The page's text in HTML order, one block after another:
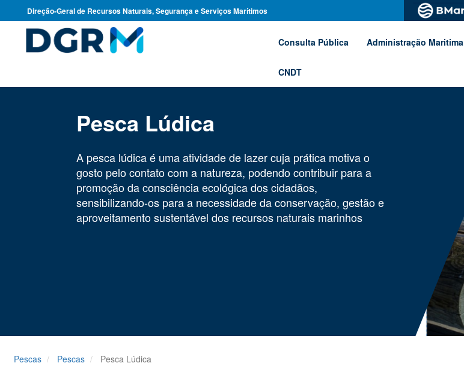
Direção-Geral de Recursos Naturais, Segurança e Serviços Marítimos
Consulta Pública Administração Maritima
CNDT
Pesca Lúdica
A pesca lúdica é uma atividade de lazer cuja prática motiva o
gosto pelo contato com a natureza, podendo contribuir para a
promoção da consciência ecológica dos cidadãos,
sensibilizando-os para a necessidade da conservação, gestão e
aproveitamento sustentável dos recursos naturais marinhos
Pescas Pescas Pesca Lúdica